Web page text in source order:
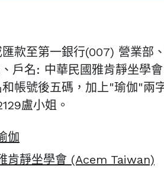
款至第一銀行(007) 營業部
戶名: 中華民國雅肯靜坐學會
帳號後五碼，加上"瑜伽"兩
盧小姐。
伽
肯靜坐學會 (Acem Taiwan)